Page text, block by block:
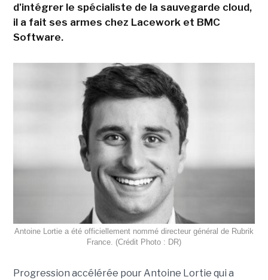
d'intégrer le spécialiste de la sauvegarde cloud,
il a fait ses armes chez Lacework et BMC
Software.
Antoine Lortie a été officiellement nommé directeur général de Rubrik
France. (Crédit Photo : DR)
Progression accélérée pour Antoine Lortie qui a